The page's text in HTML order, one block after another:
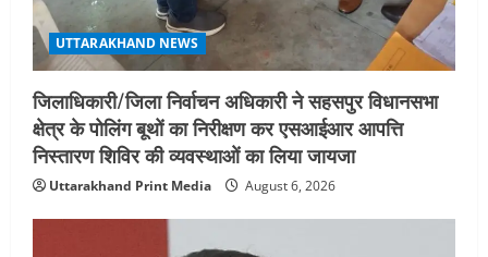
UTTARAKHAND NEWS
जिलाधिकारी/जिला निर्वाचन अधिकारी ने सहसपुर विधानसभा
क्षेत्र के पोलिंग बूथों का निरीक्षण कर एसआईआर आपत्ति
निस्तारण शिविर की व्यवस्थाओं का लिया जायजा
Uttarakhand Print Media August 6, 2026